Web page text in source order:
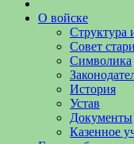
О войске
Структура
Совет
Символика
История
Устав
Документы
Казенное